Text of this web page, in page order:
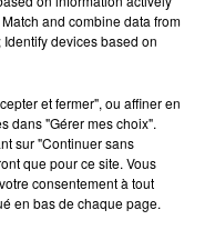
eguisheim-rouffach.com
Rouffach s’installe
and combine data from
devices based on
et fermer", ou affiner en
dans "Gérer mes choix".
sur "Continuer sans
que pour ce site. Vous
consentement à tout
en bas de chaque page.